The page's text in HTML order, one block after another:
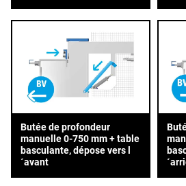
Butée de profondeur
manuelle 0-750 mm + table
basculante, dépose vers l
´avant